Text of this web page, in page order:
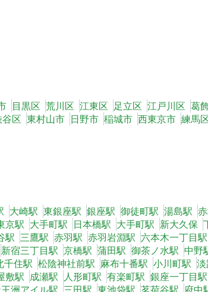
目黒区 荒川区 江東区 足立区 江戸川区 葛
区 東村山市 日野市 稲城市 西東京市 練馬
大崎駅 東銀座駅 銀座駅 御徒町駅 湯島駅
京駅 大手町駅 日本橋駅 大手町駅 新大久保
駅 三鷹駅 赤羽駅 赤羽岩淵駅 六本木一丁目駅
新宿三丁目駅 京橋駅 蒲田駅 御茶ノ水駅 中野
千住駅 松陰神社前駅 麻布十番駅 小川町駅
敷駅 成瀬駅 人形町駅 有楽町駅 銀座一丁目駅